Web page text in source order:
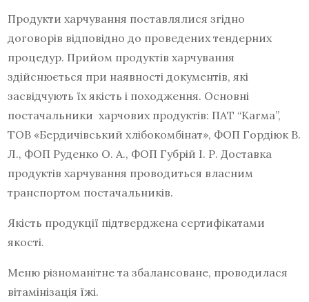
Продукти харчування поставлялися згідно
договорів відповідно до проведених тендерних
процедур. Прийом продуктів харчування
здійснюється при наявності документів, які
засвідчують їх якість і походження. Основні
постачальники харчових продуктів: ПАТ “Кагма”,
ТОВ «Бердичівський хлібокомбінат», ФОП Гордіюк В.
Л., ФОП Руденко О. А., ФОП Губрій І. Р. Доставка
продуктів харчування проводиться власним
транспортом постачальників.
Якість продукції підтверджена сертифікатами
якості.
Меню різноманітне та збалансоване, проводилася
вітамінізація їжі.